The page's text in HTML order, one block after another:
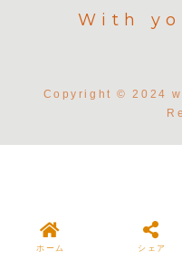
With
Copyright © 2024
ホーム シェア